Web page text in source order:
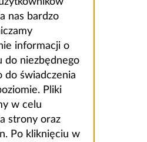
nas bardzo
informacji o
do niezbędnego
do świadczenia
Pliki
w celu
strony oraz
Po kliknięciu w